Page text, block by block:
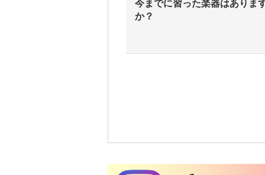
今までに習った楽器はありま
か？